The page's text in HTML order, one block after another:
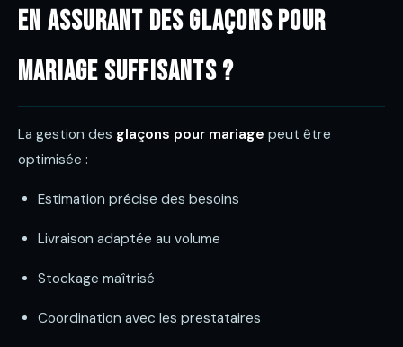
en assurant des glaçons pour
mariage suffisants ?
La gestion des glaçons pour mariage peut être
optimisée :
Estimation précise des besoins
Livraison adaptée au volume
Stockage maîtrisé
Coordination avec les prestataires